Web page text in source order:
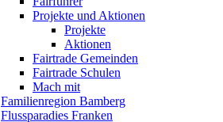
Projekte und Aktionen
Projekte
Aktionen
Fairtrade Gemeinden
Fairtrade Schulen
Mach mit
Familienregion Bamberg
Flussparadies Franken